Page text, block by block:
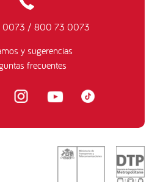
/ 800 73 0073
y sugerencias
frecuentes